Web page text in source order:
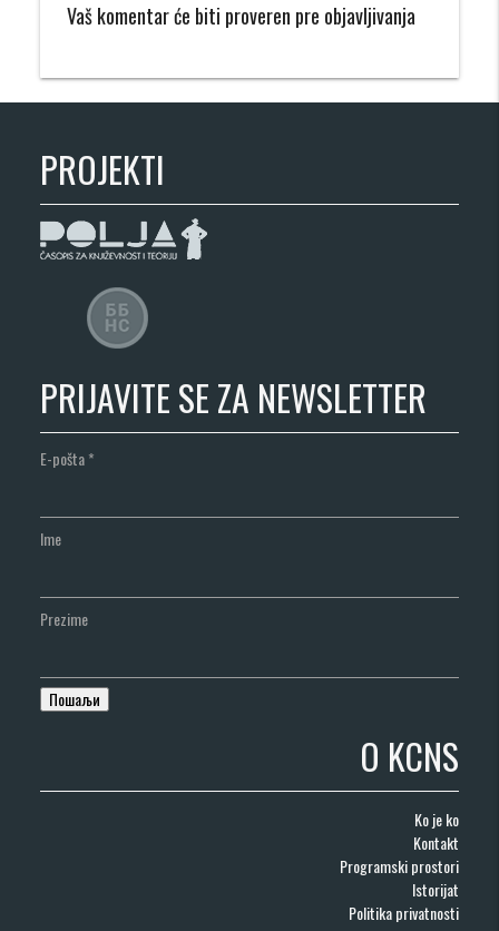
Vaš komentar će biti proveren pre objavljivanja
PROJEKTI
PRIJAVITE SE ZA NEWSLETTER
E-pošta*
Ime
Prezime
O KCNS
Ko je ko
Kontakt
Programski prostori
Istorijat
Politika privatnosti